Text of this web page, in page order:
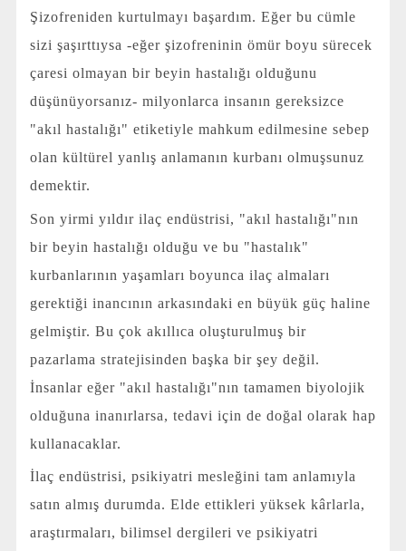
Şizofreniden kurtulmayı başardım. Eğer bu cümle
sizi şaşırttıysa -eğer şizofreninin ömür boyu sürecek
çaresi olmayan bir beyin hastalığı olduğunu
düşünüyorsanız- milyonlarca insanın gereksizce
"akıl hastalığı" etiketiyle mahkum edilmesine sebep
olan kültürel yanlış anlamanın kurbanı olmuşsunuz
demektir.
Son yirmi yıldır ilaç endüstrisi, "akıl hastalığı"nın
bir beyin hastalığı olduğu ve bu "hastalık"
kurbanlarının yaşamları boyunca ilaç almaları
gerektiği inancının arkasındaki en büyük güç haline
gelmiştir. Bu çok akıllıca oluşturulmuş bir
pazarlama stratejisinden başka bir şey değil.
İnsanlar eğer "akıl hastalığı"nın tamamen biyolojik
olduğuna inanırlarsa, tedavi için de doğal olarak hap
kullanacaklar.
İlaç endüstrisi, psikiyatri mesleğini tam anlamıyla
satın almış durumda. Elde ettikleri yüksek kârlarla,
araştırmaları, bilimsel dergileri ve psikiyatri